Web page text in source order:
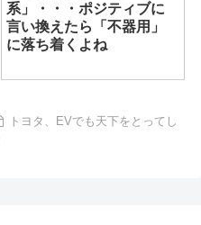
系」・・・ポジティブに
言い換えたら「不器用」
に落ち着くよね
トヨタ、EVでも天下をとってし